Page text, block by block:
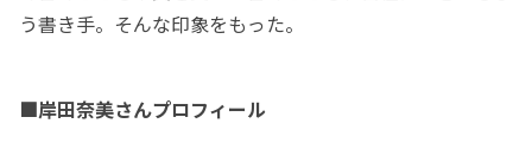
う書き手。そんな印象をもった。
■岸田奈美さんプロフィール